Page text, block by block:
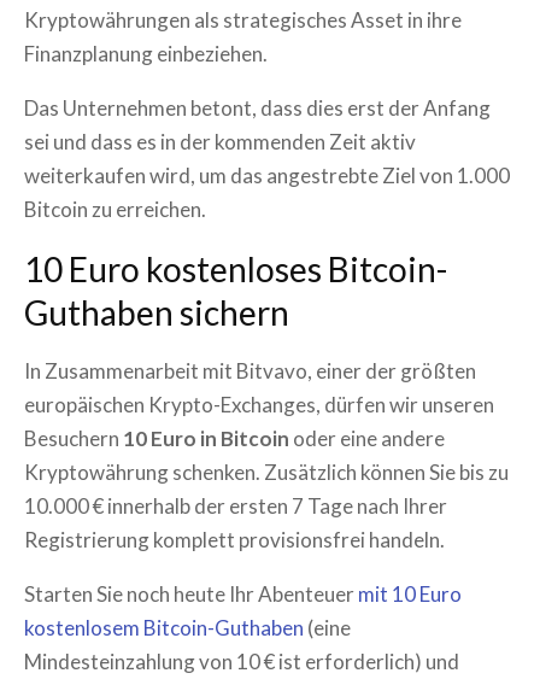
Kryptowährungen als strategisches Asset in ihre
Finanzplanung einbeziehen.
Das Unternehmen betont, dass dies erst der Anfang
sei und dass es in der kommenden Zeit aktiv
weiterkaufen wird, um das angestrebte Ziel von 1.000
Bitcoin zu erreichen.
10 Euro kostenloses Bitcoin-
Guthaben sichern
In Zusammenarbeit mit Bitvavo, einer der größten
europäischen Krypto-Exchanges, dürfen wir unseren
Besuchern 10 Euro in Bitcoin oder eine andere
Kryptowährung schenken. Zusätzlich können Sie bis zu
10.000 € innerhalb der ersten 7 Tage nach Ihrer
Registrierung komplett provisionsfrei handeln.
Starten Sie noch heute Ihr Abenteuermit 10 Euro
kostenlosem Bitcoin-Guthaben (eine
Mindesteinzahlung von 10 € ist erforderlich) und